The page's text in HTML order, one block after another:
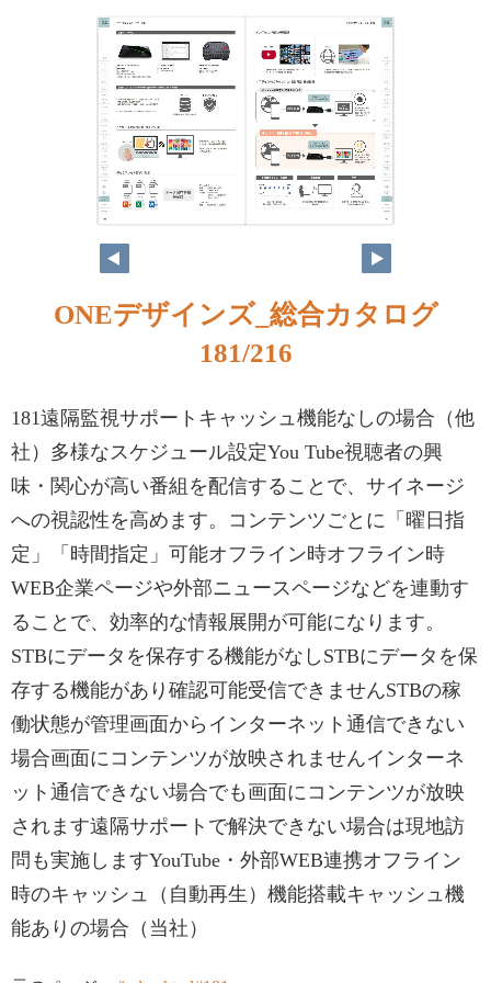
ONEデザインズ_総合カタログ
181/216
181遠隔監視サポートキャッシュ機能なしの場合（他
社）多様なスケジュール設定You Tube視聴者の興
味・関心が高い番組を配信することで、サイネージ
への視認性を高めます。コンテンツごとに「曜日指
定」「時間指定」可能オフライン時オフライン時
WEB企業ページや外部ニュースページなどを連動す
ることで、効率的な情報展開が可能になります。
STBにデータを保存する機能がなしSTBにデータを保
存する機能があり確認可能受信できませんSTBの稼
働状態が管理画面からインターネット通信できない
場合画面にコンテンツが放映されませんインターネ
ット通信できない場合でも画面にコンテンツが放映
されます遠隔サポートで解決できない場合は現地訪
問も実施しますYouTube・外部WEB連携オフライン
時のキャッシュ（自動再生）機能搭載キャッシュ機
能ありの場合（当社）